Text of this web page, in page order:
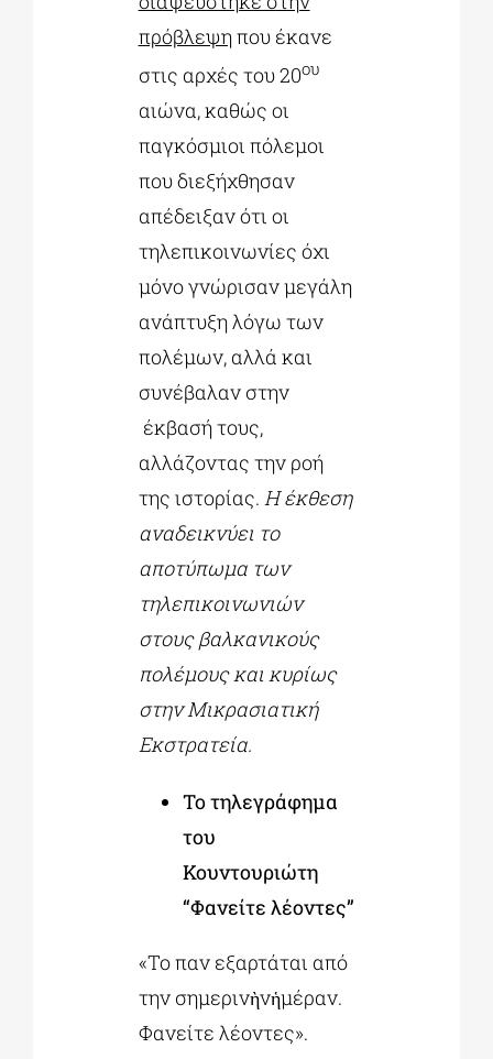
πρόβλεψηπου έκανε
στις αρχές του 20ου
αιώνα, καθώς οι
παγκόσμιοι πόλεμοι
που διεξήχθησαν
απέδειξαν ότι οι
τηλεπικοινωνίες όχι
μόνο γνώρισαν μεγάλη
ανάπτυξη λόγω των
πολέμων, αλλά και
συνέβαλαν στην
έκβασή τους,
αλλάζοντας την ροή
της ιστορίας. Η έκθεση
αναδεικνύει το
αποτύπωμα των
τηλεπικοινωνιών
στους βαλκανικούς
πολέμους και κυρίως
στην Μικρασιατική
Εκστρατεία.
Το τηλεγράφημα
του
Κουντουριώτη
“Φανείτε λέοντες”
«Το παν εξαρτάται από
την σημερινὴνἡμέραν.
Φανείτε λέοντες».